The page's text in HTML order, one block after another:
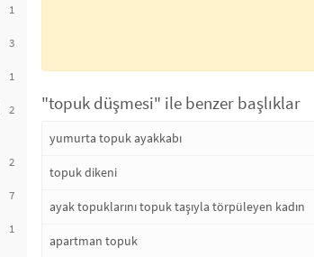
1
3
1
2
2
7
1
"topuk düşmesi" ile benzer başlıklar
yumurta topuk ayakkabı
topuk dikeni
ayak topuklarını topuk taşıyla törpüleyen kadın
apartman topuk